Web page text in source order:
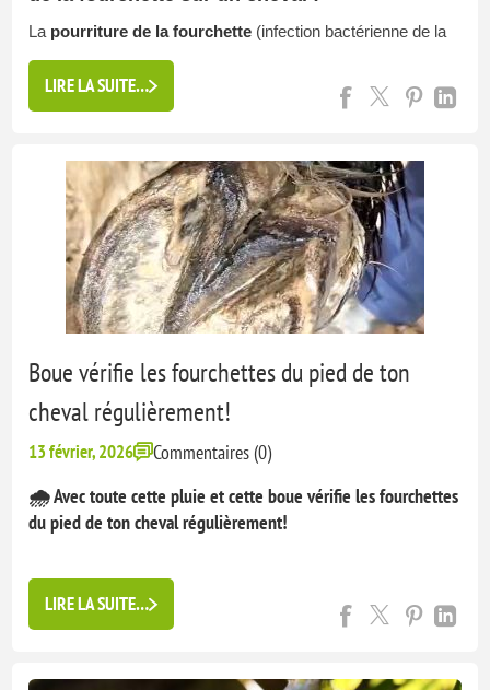
La pourriture de la fourchette (infection bactérienne de la
pieds dans la boue et l’humidité tu dois survei...
LIRE LA SUITE…
Boue vérifie les fourchettes du pied de ton
cheval régulièrement!
13 février, 2026
Commentaires (0)
🌧 Avec toute cette pluie et cette boue vérifie les fourchettes
du pied de ton cheval régulièrement!
creuse entre les glomes et la lacune médiane : il est temps
d'agir avant aggravation qui peut être douloureuse pour le
LIRE LA SUITE…